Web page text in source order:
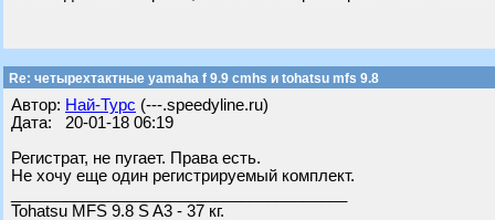
Re: четырехтактные yamaha f 9.9 cmhs и tohatsu mfs 9.8
Автор: Най-Турс (---.speedyline.ru)
Дата: 20-01-18 06:19
Регистрат, не пугает. Права есть.
Не хочу еще один регистрируемый комплект.
Tohatsu MFS 9.8 S A3 - 37 кг.